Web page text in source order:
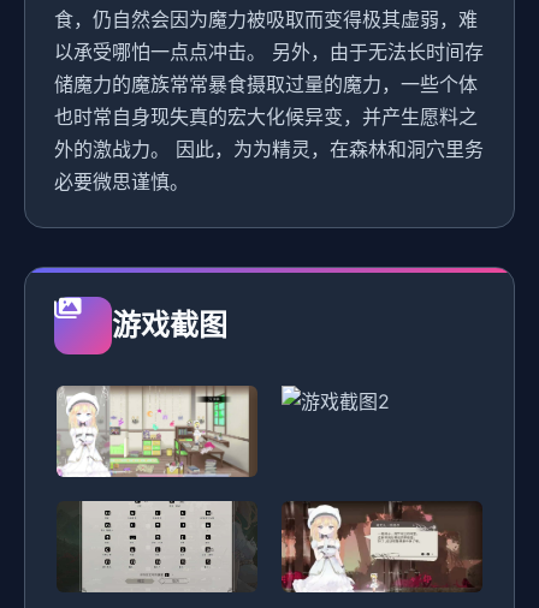
食，仍自然会因为魔力被吸取而变得极其虚弱，难
以承受哪怕一点点冲击。 另外，由于无法长时间存
储魔力的魔族常常暴食摄取过量的魔力，一些个体
也时常自身现失真的宏大化候异变，并产生愿料之
外的激战力。 因此，为为精灵，在森林和洞穴里务
必要微思谨慎。
游戏截图